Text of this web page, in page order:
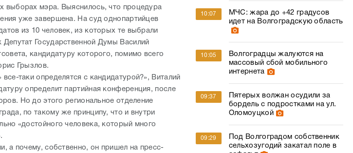
выборах мэра. Выяснилось, что процедура
уже завершена. На суд однопартийцев
из 10 человек, из которых те выбрали
Государственной Думы Василий
кандидатуру которого, помимо всего
Грызлов.
таки определятся с кандидатурой?», Виталий
определит партийная конференция, после
Но до этого региональное отделение
по такому же принципу, что и внутри
«достойного человека, который много
а почему, собственно, он пришел на пресс-
10:07
МЧС: жара до +42 градусов
идет на Волгоградскую область
10:05
Волгоградцы жалуются на
массовый сбой мобильного
интернета
09:37
Пятерых волжан осудили за
бордель с подростками на ул.
Оломоуцкой
09:29
Под Волгоградом собственник
сельхозугодий закатал поле в